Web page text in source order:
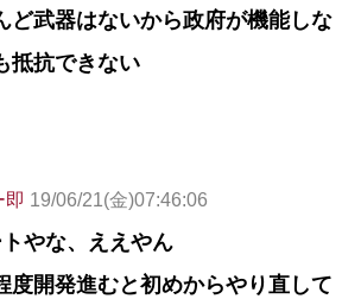
ど武器はないから政府が機能しな
抵抗できない
即 19/06/21(金)07:46:06
やな、ええやん
度開発進むと初めからやり直して